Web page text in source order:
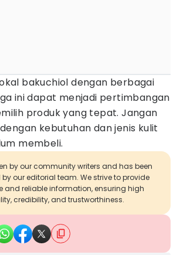
bakuchiol dengan berbagai
ini dapat menjadi pertimbangan
produk yang tepat. Jangan
kebutuhan dan jenis kulit
membeli.
by our community writers and has been
our editorial team. We strive to provide
and reliable information, ensuring high
credibility, and trustworthiness.